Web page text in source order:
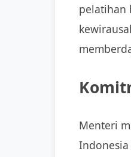
pelatihan
Menteri